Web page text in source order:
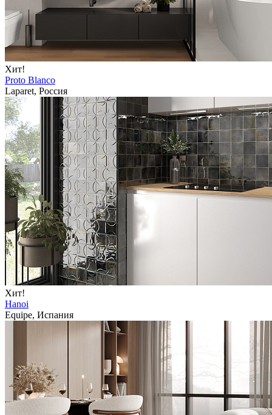
Хит!
Proto Blanco
Laparet, Россия
Хит!
Hanoi
Equipe, Испания